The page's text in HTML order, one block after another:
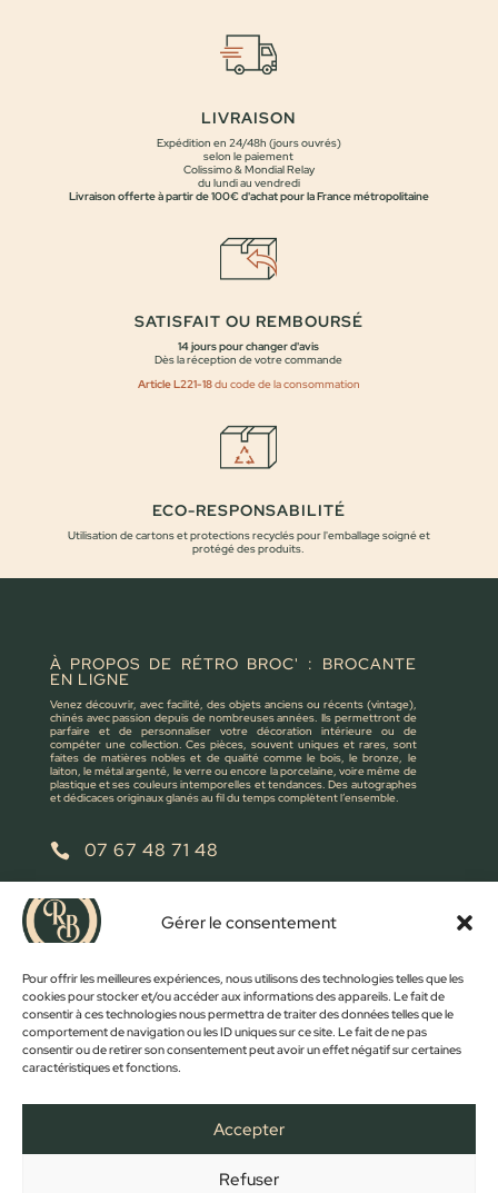
Gérer le consentement
Pour offrir les meilleures expériences, nous utilisons des technologies telles que les
cookies pour stocker et/ou accéder aux informations des appareils. Le fait de
consentir à ces technologies nous permettra de traiter des données telles que le
comportement de navigation ou les ID uniques sur ce site. Le fait de ne pas
consentir ou de retirer son consentement peut avoir un effet négatif sur certaines
caractéristiques et fonctions.
Accepter
Refuser
LIVRAISON
Expédition en 24/48h (jours ouvrés)
selon le paiement
Colissimo & Mondial Relay
du lundi au vendredi
Livraison offerte à partir de 100€ d'achat pour la France métropolitaine
SATISFAIT OU REMBOURSÉ
14 jours pour changer d'avis
Dès la réception de votre commande
Article L221-18du code de la consommation
ECO-RESPONSABILITÉ
Utilisation de cartons et protections recyclés pour l'emballage soigné et
protégé des produits.
À PROPOS DE RÉTRO BROC' : BROCANTE
EN LIGNE
Venez découvrir, avec facilité, des objets anciens ou récents (vintage),
chinés avec passion depuis de nombreuses années. Ils permettront de
parfaire et de personnaliser votre décoration intérieure ou de
compéter une collection. Ces pièces, souvent uniques et rares, sont
faites de matières nobles et de qualité comme le bois, le bronze, le
laiton, le métal argenté, le verre ou encore la porcelaine, voire même de
plastique et ses couleurs intemporelles et tendances. Des autographes
et dédicaces originaux glanés au fil du temps complètent l’ensemble.
 07 67 48 71 48
 retrobroc85@gmail.com
NOUS ÉCRIRE
BOUTIQUE